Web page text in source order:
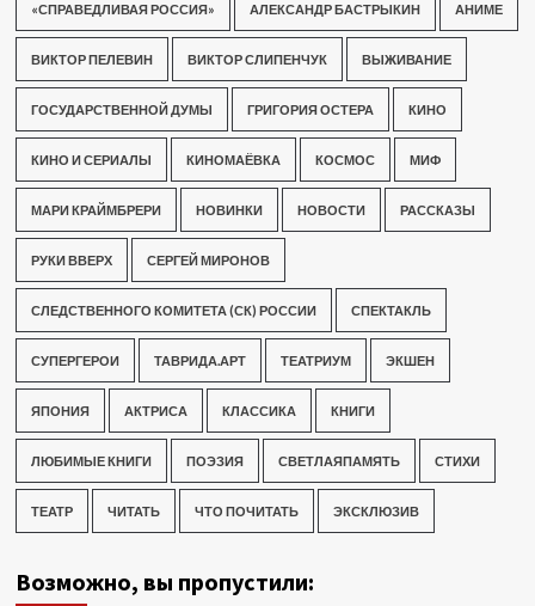
«СПРАВЕДЛИВАЯ РОССИЯ» АЛЕКСАНДР БАСТРЫКИН АНИМЕ
ВИКТОР ПЕЛЕВИН ВИКТОР СЛИПЕНЧУК ВЫЖИВАНИЕ
ГОСУДАРСТВЕННОЙ ДУМЫ ГРИГОРИЯ ОСТЕРА КИНО
КИНО И СЕРИАЛЫ КИНОМАЁВКА КОСМОС МИФ
МАРИ КРАЙМБРЕРИ НОВИНКИ НОВОСТИ РАССКАЗЫ
РУКИ ВВЕРХ СЕРГЕЙ МИРОНОВ
СЛЕДСТВЕННОГО КОМИТЕТА (СК) РОССИИ СПЕКТАКЛЬ
СУПЕРГЕРОИ ТАВРИДА.АРТ ТЕАТРИУМ ЭКШЕН
ЯПОНИЯ АКТРИСА КЛАССИКА КНИГИ
ЛЮБИМЫЕ КНИГИ ПОЭЗИЯ СВЕТЛАЯПАМЯТЬ СТИХИ
ТЕАТР ЧИТАТЬ ЧТО ПОЧИТАТЬ ЭКСКЛЮЗИВ
Возможно, вы пропустили: